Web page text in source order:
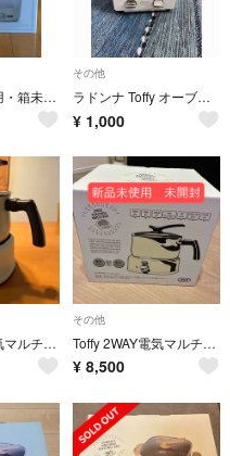
【新品・未使用・箱未開封】Toffy 電動スチーマー アッシュホワイト
その他
ラドンナ Toffy オーブントースター K-TS1-PA
¥ 1,000
Toffy 2WAY電気マルチポット K-HP4-AW
その他
Toffy 2WAY電気マルチポット K-HP4-AW ラドンナ
¥ 8,500